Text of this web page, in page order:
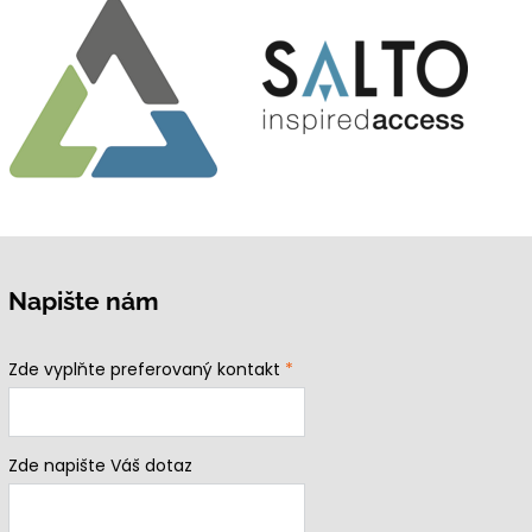
Napište nám
Zde vyplňte preferovaný kontakt *
Zde napište Váš dotaz